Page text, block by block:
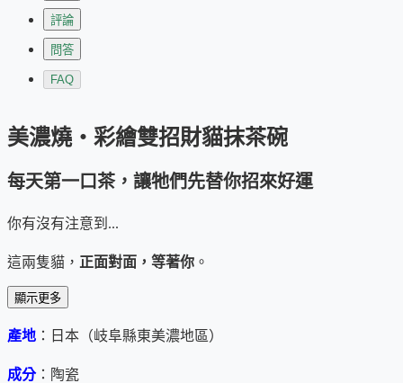
評論
問答
FAQ
美濃燒・彩繪雙招財貓抹茶碗
每天第一口茶，讓牠們先替你招來好運
你有沒有注意到...
這兩隻貓， 正面對面，等著你 。
一隻舉左掌，招財進寶；
一隻舉右掌，廣納福氣。
顯示更多
產地 ：日本（岐阜縣東美濃地區）
成分：陶瓷